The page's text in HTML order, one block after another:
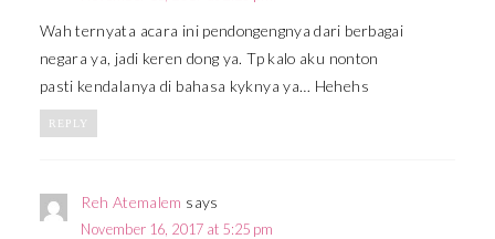
Wah ternyata acara ini pendongengnya dari berbagai
negara ya, jadi keren dong ya. Tp kalo aku nonton
pasti kendalanya di bahasa kyknya ya… Hehehs
REPLY
Reh Atemalem says
November 16, 2017 at 5:25 pm